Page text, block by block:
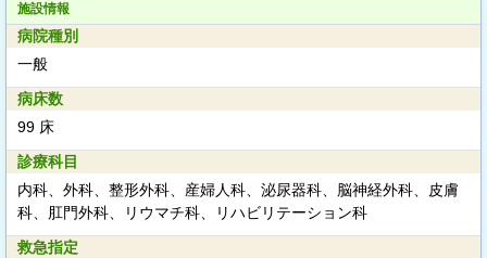
施設情報
病院種別
一般
病床数
99 床
診療科目
内科、外科、整形外科、産婦人科、泌尿器科、脳神経外科、皮膚
科、肛門外科、リウマチ科、リハビリテーション科
救急指定